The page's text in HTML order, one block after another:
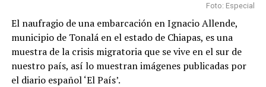
Foto: Especial
El naufragio de una embarcación en Ignacio Allende,
municipio de Tonalá en el estado de Chiapas, es una
muestra de la crisis migratoria que se vive en el sur de
nuestro país, así lo muestran imágenes publicadas por
el diario español ‘El País’.